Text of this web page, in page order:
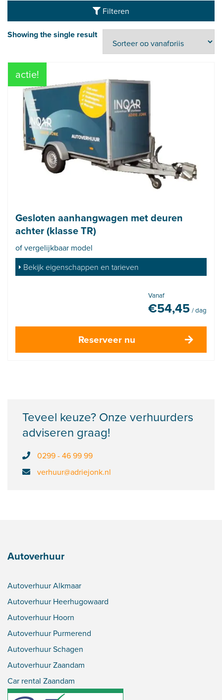
Filteren
Showing the single result
actie!
Gesloten aanhangwagen met deuren
achter (klasse TR)
of vergelijkbaar model
Bekijk eigenschappen en tarieven
Vanaf
€54,45 / dag
Reserveer nu
Teveel keuze? Onze verhuurders
adviseren graag!
0299 - 46 99 99
verhuur@adriejonk.nl
Autoverhuur
Autoverhuur Alkmaar
Autoverhuur Heerhugowaard
Autoverhuur Hoorn
Autoverhuur Purmerend
Autoverhuur Schagen
Autoverhuur Zaandam
Car rental Zaandam